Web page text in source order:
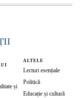
și
ALTELE
Lecturi esențiale
Politică
Educație și cultură